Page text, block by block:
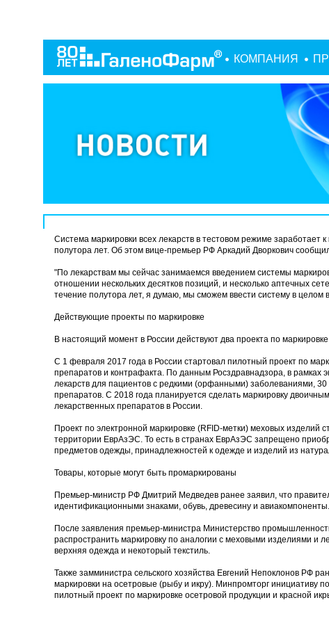
КОМПАНИЯ
Система маркировки всех лекарств в тестовом режиме заработает
полутора лет. Об этом вице-премьер РФ Аркадий Дворкович
"По лекарствам мы сейчас занимаемся введением системы
отношении нескольких десятков позиций, и несколько аптечных
течение полутора лет, я думаю, мы сможем ввести систему в целом
Действующие проекты по маркировке
В настоящий момент в России действуют два проекта по
С 1 февраля 2017 года в России стартовал пилотный проект по
препаратов и контрафакта. По данным Росздравнадзора, в рамках
лекарств для пациентов с редкими (орфанными) заболеваниями,
препаратов. С 2018 года планируется сделать маркировку
лекарственных препаратов в России.
Проект по электронной маркировке (RFID-метки) меховых изделий
территории ЕврАзЭС. То есть в странах ЕврАзЭС запрещено
предметов одежды, принадлежностей к одежде и изделий из
Товары, которые могут быть промаркированы
Премьер-министр РФ Дмитрий Медведев ранее заявил, что
идентификационными знаками, обувь, древесину и авиакомпоненты.
После заявления премьер-министра Министерство
распространить маркировку по аналогии с меховыми изделиями и
верхняя одежда и некоторый текстиль.
Также замминистра сельского хозяйства Евгений Непоклонов РФ
маркировки на осетровые (рыбу и икру). Минпромторг инициативу
пилотный проект по маркировке осетровой продукции и красной